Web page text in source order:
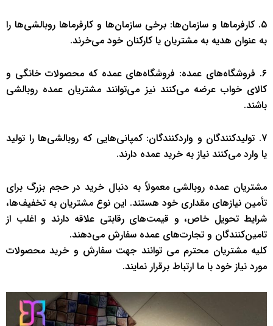
5. کارفرماها و سازمان‌ها: برخی سازمان‌ها و کارفرماها روبالشی‌ها را
به عنوان هدیه به مشتریان یا کارکنان خود می‌خرند.
6. فروشگاه‌های عمده: فروشگاه‌های عمده که محصولات خانگی و
کالای خواب عرضه می‌کنند نیز می‌توانند مشتریان عمده روبالشی
باشند.
7. تولیدکنندگان و واردکنندگان: کمپانی‌هایی که روبالشی‌ها را تولید
یا وارد می‌کنند نیاز به خرید عمده دارند.
مشتریان عمده روبالشی معمولاً به دنبال خرید در حجم بزرگ برای
تأمین نیازهای مقداری خود هستند. این نوع مشتریان به تخفیف‌ها،
شرایط تحویل خاص، و قیمت‌های رقابتی علاقه دارند و اغلب از
تامین‌کنندگان و تجارت‌های عمده سفارش می‌دهند.
کلیه مشتریان محترم می توانند جهت سفارش و خرید محصولات
مورد نیاز خود با ما ارتباط برقرار نمایند.